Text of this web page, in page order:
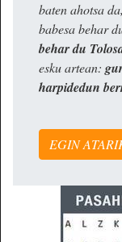
baten ahotsa
babesa behar
behar du
esku artean:
harpidedun
EGIN